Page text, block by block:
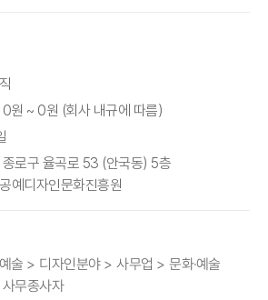
0원 ~ 0원 (회사 내규에 따름)
로구 율곡로 53 (안국동) 5층
예디자인문화진흥원
술 > 디자인분야 > 사무업 > 문화·예술
무종사자